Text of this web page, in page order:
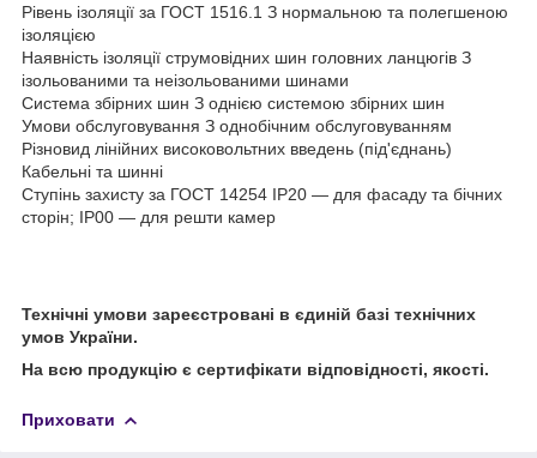
Рівень ізоляції за ГОСТ 1516.1 З нормальною та полегшеною
ізоляцією
Наявність ізоляції струмовідних шин головних ланцюгів З
ізольованими та неізольованими шинами
Система збірних шин З однією системою збірних шин
Умови обслуговування З однобічним обслуговуванням
Різновид лінійних високовольтних введень (під'єднань)
Кабельні та шинні
Ступінь захисту за ГОСТ 14254 IP20 — для фасаду та бічних
сторін; IP00 — для решти камер
Технічні умови зареєстровані в єдиній базі технічних
умов України.
На всю продукцію є сертифікати відповідності, якості.
Приховати